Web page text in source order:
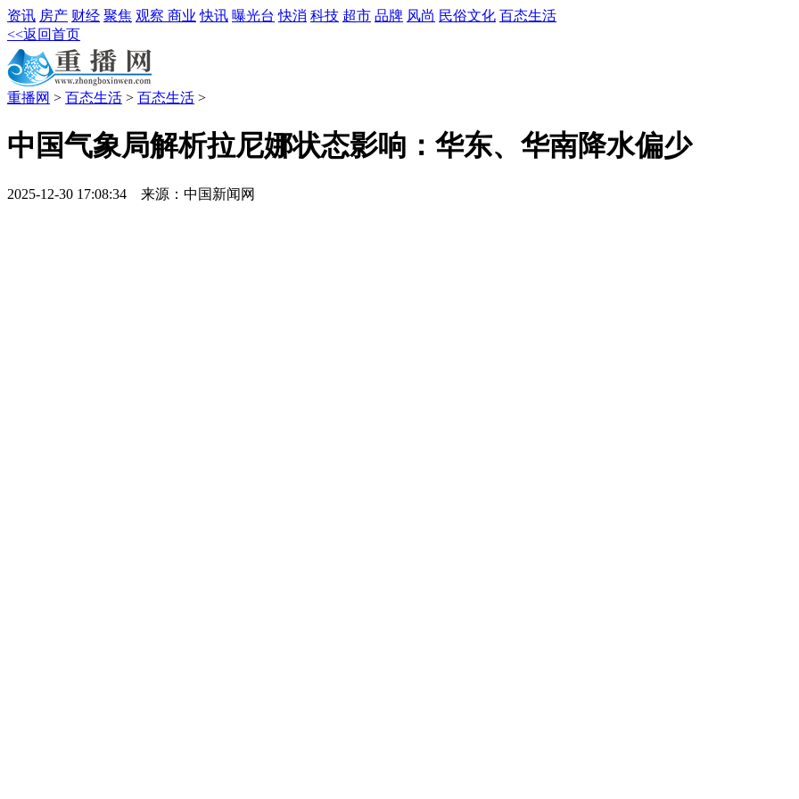
资讯 房产 财经 聚焦 观察 商业 快讯 曝光台 快消 科技 超市 品牌 风尚 民俗文化 百态生活
<<返回首页
重播网 > 百态生活 > 百态生活 >
中国气象局解析拉尼娜状态影响：华东、华南降水偏少
2025-12-30 17:08:34 来源：中国新闻网